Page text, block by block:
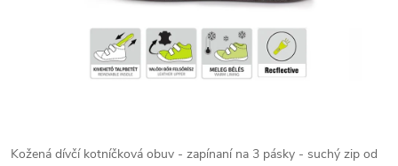
Kožená dívčí kotníčková obuv - zapínaní na 3 pásky - suchý zip od